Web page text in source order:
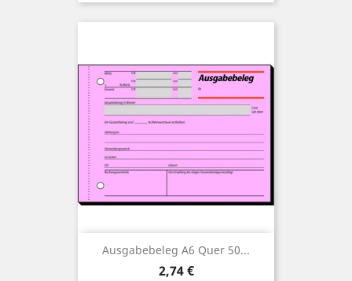
Ausgabebeleg A6 Quer 50...
Preis
2,74 €